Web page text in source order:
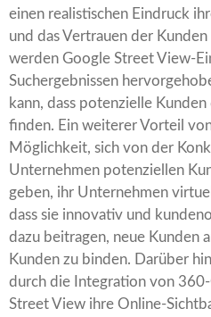
einen realistischen Eindruck
und das Vertrauen der
werden Google Street View-
Suchergebnissen
kann, dass potenzielle
finden. Ein weiterer Vorteil
Möglichkeit, sich von der
Unternehmen potenziellen
geben, ihr Unternehmen
dass sie innovativ und
dazu beitragen, neue Kunden
Kunden zu binden. Darüber
durch die Integration von
Street View ihre Online-